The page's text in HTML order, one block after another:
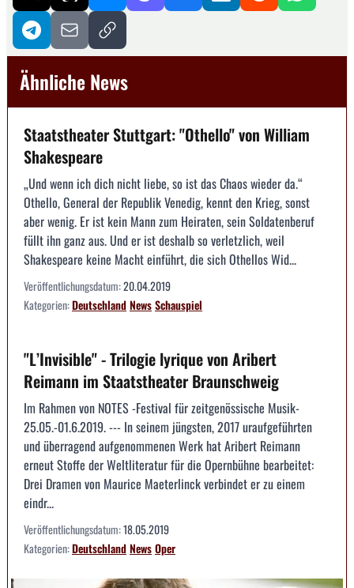
Ähnliche News
Staatstheater Stuttgart: "Othello" von William
Shakespeare
„Und wenn ich dich nicht liebe, so ist das Chaos wieder da.“
Othello, General der Republik Venedig, kennt den Krieg, sonst
aber wenig. Er ist kein Mann zum Heiraten, sein Soldatenberuf
füllt ihn ganz aus. Und er ist deshalb so verletzlich, weil
Shakespeare keine Macht einführt, die sich Othellos Wid...
Veröffentlichungsdatum:20.04.2019
Kategorien:DeutschlandNewsSchauspiel
"L’Invisible" - Trilogie lyrique von Aribert
Reimann im Staatstheater Braunschweig
Im Rahmen von NOTES -Festival für zeitgenössische Musik-
25.05.-01.6.2019. --- In seinem jüngsten, 2017 uraufgeführten
und überragend aufgenommenen Werk hat Aribert Reimann
erneut Stoffe der Weltliteratur für die Opernbühne bearbeitet:
Drei Dramen von Maurice Maeterlinck verbindet er zu einem
eindr...
Veröffentlichungsdatum:18.05.2019
Kategorien:DeutschlandNewsOper